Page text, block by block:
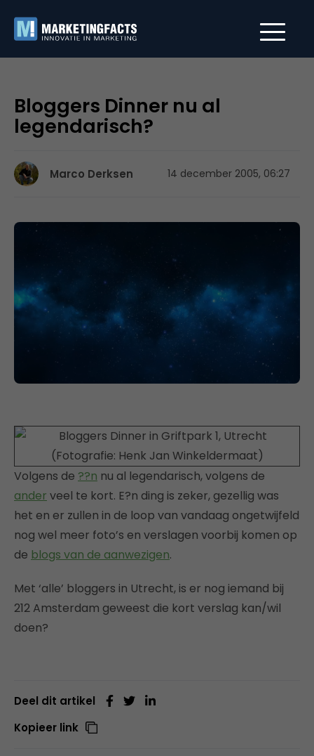
Bloggers Dinner nu al
legendarisch?
Marco Derksen 14 december 2005, 06:27
Volgens de ??n nu al legendarisch, volgens de
ander veel te kort. E?n ding is zeker, gezellig was
het en er zullen in de loop van vandaag ongetwijfeld
nog wel meer foto’s en verslagen voorbij komen op
de blogs van de aanwezigen.
Met ‘alle’ bloggers in Utrecht, is er nog iemand bij
212 Amsterdam geweest die kort verslag kan/wil
doen?
Deel dit artikel
Kopieer link